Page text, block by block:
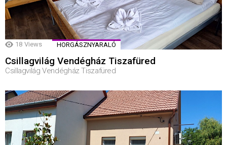
18 Views HORGÁSZNYARALÓ
Csillagvilág Vendégház Tiszafüred
Csillagvilág Vendégház Tiszafüred